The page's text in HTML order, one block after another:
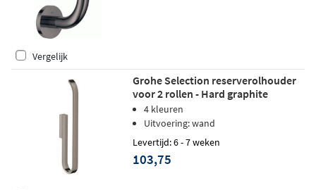
Vergelijk
Grohe Selection reserverolhouder
voor 2 rollen - Hard graphite
geborsteld
4 kleuren
Uitvoering: wand
Levertijd: 6 - 7 weken
103,75